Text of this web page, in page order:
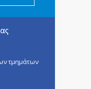
τμημάτων